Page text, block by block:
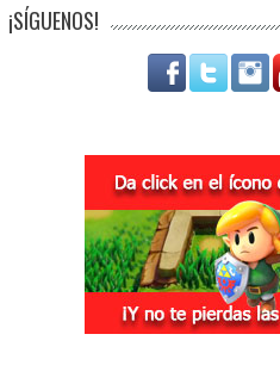
¡SÍGUENOS!